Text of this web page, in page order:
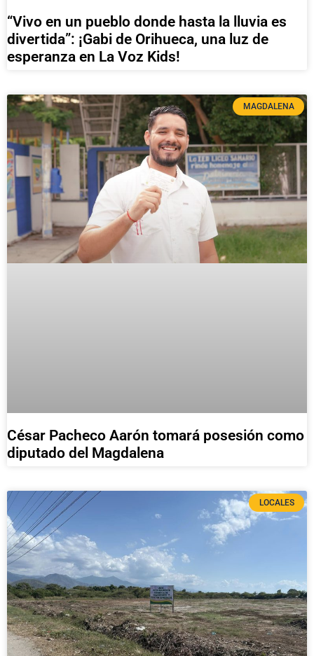
“Vivo en un pueblo donde hasta la lluvia es
divertida”: ¡Gabi de Orihueca, una luz de
esperanza en La Voz Kids!
MAGDALENA
César Pacheco Aarón tomará posesión como
diputado del Magdalena
LOCALES